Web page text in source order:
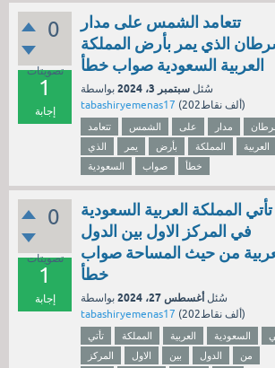
0
تصويتات
1
إجابة
تتعامد الشمس على مدار
الذي يمر بأرض المملكة
العربية السعودية صواب خطأ
سُئل سبتمبر 3، 2024
بواسطة
tabashiryemenas17 ( 202ألفنقاط)
تتعامد الشمس على مدار
الذي
يمر بأرض المملكة
العربية
السعودية
صواب خطأ
0
تصويتات
1
إجابة
تأتي المملكة العربية السعودية
في المركز الاول بين الدول
من حيث المساحة صواب
خطأ
سُئل أغسطس 27، 2024
بواسطة
tabashiryemenas17 ( 202ألفنقاط)
تأتي المملكة العربية السعودية
المركز
الاول بين الدول
من